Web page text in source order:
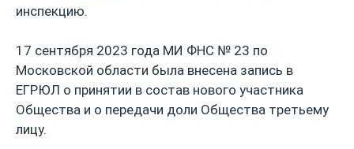
инспекцию.
17 сентября 2023 года МИ ФНС № 23 по
Московской области была внесена запись в
ЕГРЮЛ о принятии в состав нового участника
Общества и о передачи доли Общества третьему
лицу.